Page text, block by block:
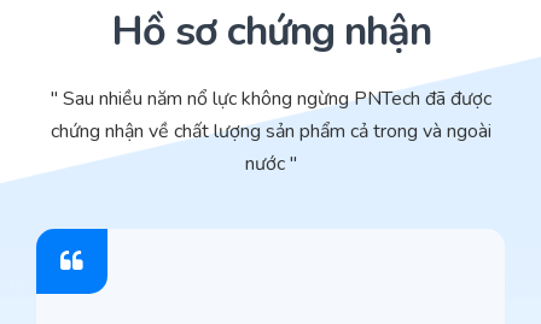
Hồ sơ chứng nhận
" Sau nhiều năm nổ lực không ngừng PNTech đã được
chứng nhận về chất lượng sản phẩm cả trong và ngoài
nước "